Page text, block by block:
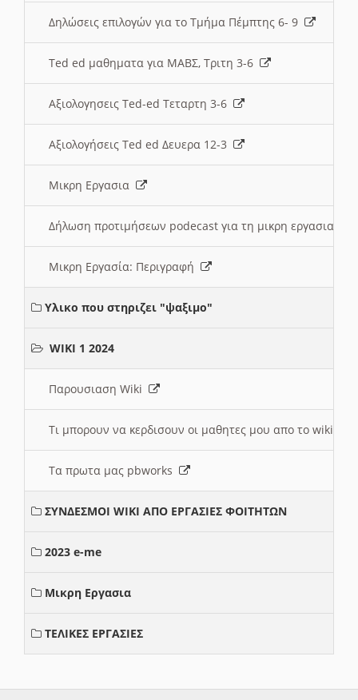
Δηλώσεις επιλογών για το Τμήμα Πέμπτης 6- 9
Ted ed μαθηματα για ΜΑΒΣ, Τριτη 3-6
Αξιολογησεις Ted-ed Τεταρτη 3-6
Αξιολογήσεις Ted ed Δευερα 12-3
Μικρη Εργασια
Δήλωση προτιμήσεων podecast για τη μικρη εργασια
Μικρη Εργασία: Περιγραφή
Υλικο που στηριζει "ψαξιμο"
WIKI 1 2024
Παρουσιαση Wiki
Τι μπορουν να κερδισουν οι μαθητες μου απο το wiki
Τα πρωτα μας pbworks
ΣΥΝΔΕΣΜΟΙ WIKI ΑΠΟ ΕΡΓΑΣΙΕΣ ΦΟΙΤΗΤΩΝ
2023 e-me
Μικρη Εργασια
ΤΕΛΙΚΕΣ ΕΡΓΑΣΙΕΣ